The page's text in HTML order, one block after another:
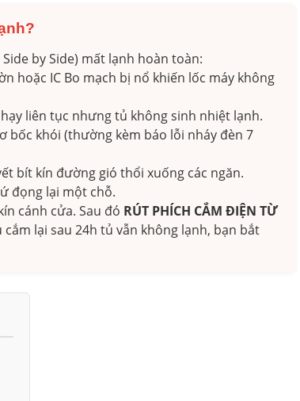
by Side) mất lạnh hoàn toàn:
hoặc IC Bo mạch bị nổ khiến lốc máy không
liên tục nhưng tủ không sinh nhiệt lạnh.
bốc khói (thường kèm báo lỗi nháy đèn 7
bít kín đường gió thổi xuống các ngăn.
đọng lại một chỗ.
cánh cửa. Sau đó RÚT PHÍCH CẮM ĐIỆN TỪ
lại sau 24h tủ vẫn không lạnh, bạn bắt